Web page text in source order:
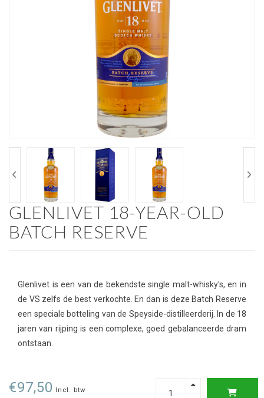
GLENLIVET 18-YEAR-OLD
BATCH RESERVE
Glenlivet is een van de bekendste single malt-whisky's, en in
de VS zelfs de best verkochte. En dan is deze Batch Reserve
een speciale botteling van de Speyside-distilleerderij. In de 18
jaren van rijping is een complexe, goed gebalanceerde dram
ontstaan.
€97,50 Incl. btw